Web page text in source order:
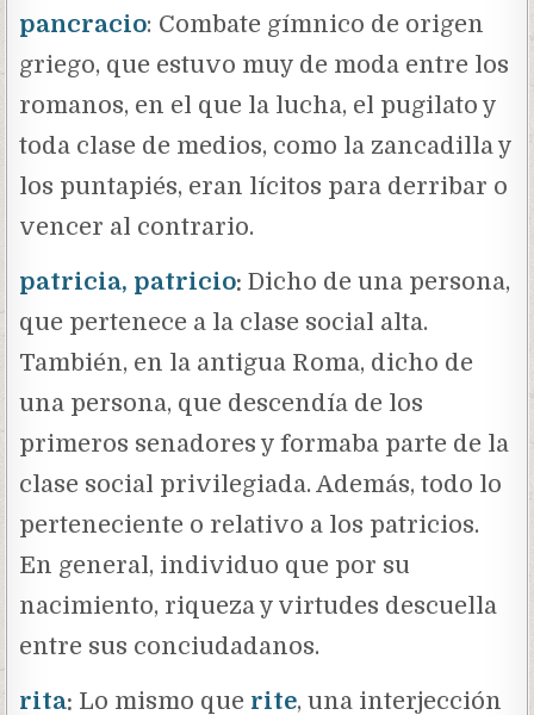
pancracio: Combate gímnico de origen
griego, que estuvo muy de moda entre los
romanos, en el que la lucha, el pugilato y
toda clase de medios, como la zancadilla y
los puntapiés, eran lícitos para derribar o
vencer al contrario.
patricia, patricio: Dicho de una persona,
que pertenece a la clase social alta.
También, en la antigua Roma, dicho de
una persona, que descendía de los
primeros senadores y formaba parte de la
clase social privilegiada. Además, todo lo
perteneciente o relativo a los patricios.
En general, individuo que por su
nacimiento, riqueza y virtudes descuella
entre sus conciudadanos.
rita: Lo mismo que rite, una interjección